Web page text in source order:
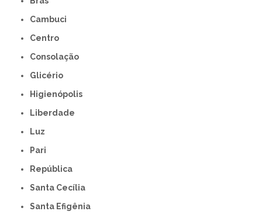
Cambuci
Centro
Consolação
Glicério
Higienópolis
Liberdade
Luz
Pari
República
Santa Cecília
Santa Efigênia